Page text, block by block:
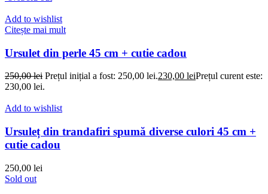
Add to wishlist
Citește mai mult
Ursulet din perle 45 cm + cutie cadou
250,00lei Prețul inițial a fost: 250,00 lei.230,00 leiPrețul curent este:
230,00 lei.
Add to wishlist
Ursuleț din trandafiri spumă diverse culori 45 cm +
cutie cadou
250,00 lei
Sold out